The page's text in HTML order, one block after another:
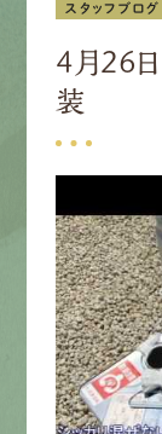
採用情報
募集要項
先輩インタビ
エントリー
有資格者
スタッフブログ
4月26
装